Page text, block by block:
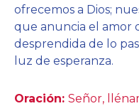
ofrecemos a Dios;
que anuncia el amor
desprendida de lo
luz de esperanza.
Oración: Señor,